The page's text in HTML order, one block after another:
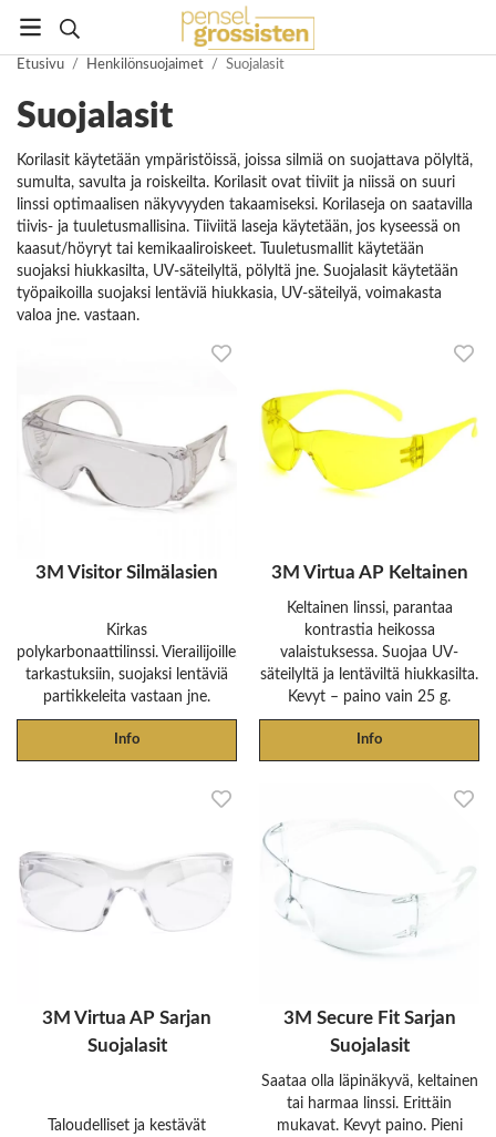
Etusivu / Henkilönsuojaimet / Suojalasit
Suojalasit
Korilasit käytetään ympäristöissä, joissa silmiä on suojattava pölyltä,
sumulta, savulta ja roiskeilta. Korilasit ovat tiiviit ja niissä on suuri
linssi optimaalisen näkyvyyden takaamiseksi. Korilaseja on saatavilla
tiivis- ja tuuletusmallisina. Tiiviitä laseja käytetään, jos kyseessä on
kaasut/höyryt tai kemikaaliroiskeet. Tuuletusmallit käytetään
suojaksi hiukkasilta, UV-säteilyltä, pölyltä jne. Suojalasit käytetään
työpaikoilla suojaksi lentäviä hiukkasia, UV-säteilyä, voimakasta
valoa jne. vastaan.
3M Visitor Silmälasien
Kirkas
polykarbonaattilinssi. Vierailijoille,
tarkastuksiin, suojaksi lentäviä
partikkeleita vastaan jne.
Info
3M Virtua AP Keltainen
Keltainen linssi, parantaa
kontrastia heikossa
valaistuksessa. Suojaa UV-
säteilyltä ja lentäviltä hiukkasilta.
Kevyt – paino vain 25 g.
Info
3M Virtua AP Sarjan
Suojalasit
Taloudelliset ja kestävät
3M Secure Fit Sarjan
Suojalasit
Saataa olla läpinäkyvä, keltainen
tai harmaa linssi. Erittäin
mukavat. Kevyt paino. Pieni